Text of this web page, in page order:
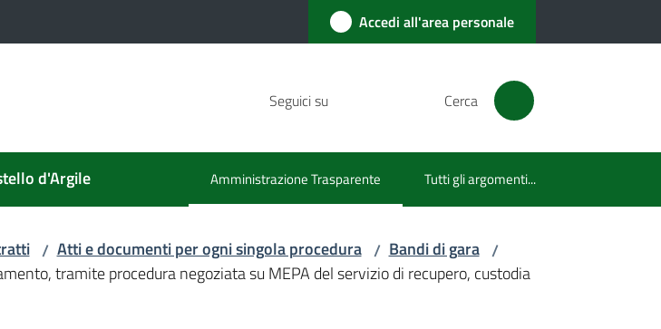
Accedi all'area personale
Seguici su Cerca
d'Argile Amministrazione Trasparente
Menu selezionato Tutti gli argomenti...
/ Atti e documenti per ogni singola procedura / Bandi di gara /
tramite procedura negoziata su MEPA del servizio di recupero, custodia